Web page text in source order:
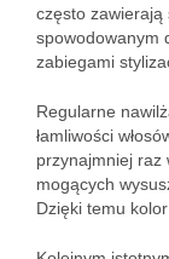
często zawierają
spowodowanym
zabiegami
Regularne
łamliwości
przynajmniej raz
mogących
Dzięki temu